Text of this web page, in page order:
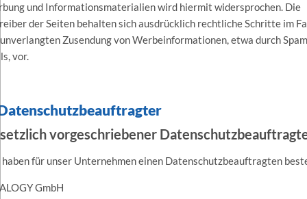
und Informationsmaterialien wird hiermit widersprochen. Die
der Seiten behalten sich ausdrücklich rechtliche Schritte im
Zusendung von Werbeinformationen, etwa durch
vor.
vorgeschriebener
für unser Unternehmen einen Datenschutzbeauftragten
GmbH